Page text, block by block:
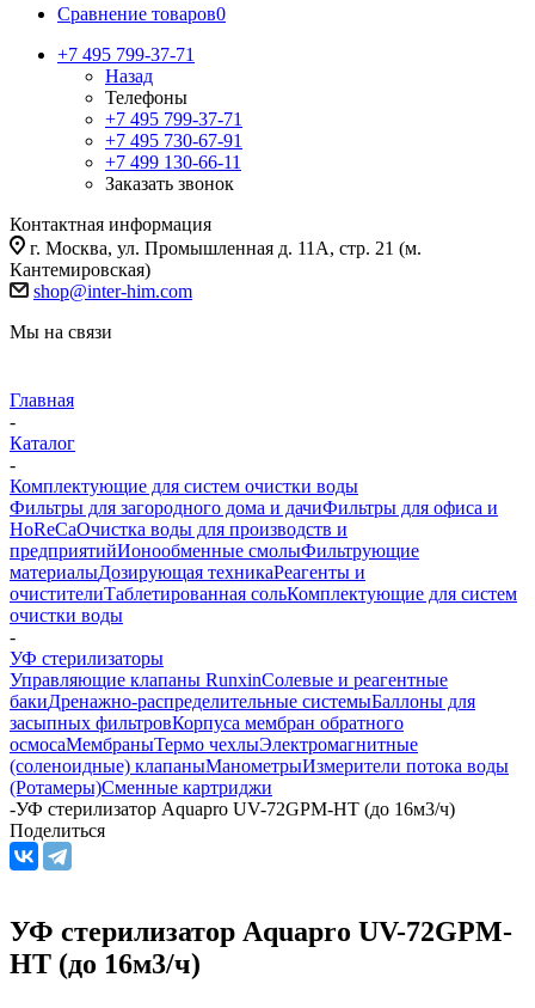
Сравнение товаров0
+7 495 799-37-71
Назад
Телефоны
+7 495 799-37-71
+7 495 730-67-91
+7 499 130-66-11
Заказать звонок
Контактная информация
г. Москва, ул. Промышленная д. 11А, стр. 21 (м.
Кантемировская)
shop@inter-him.com
Мы на связи
Главная
-
Каталог
-
Комплектующие для систем очистки воды
Фильтры для загородного дома и дачиФильтры для офиса и
HoReCaОчистка воды для производств и
предприятийИонообменные смолыФильтрующие
материалыДозирующая техникаРеагенты и
очистителиТаблетированная сольКомплектующие для систем
очистки воды
-
УФ стерилизаторы
Управляющие клапаны RunxinСолевые и реагентные
бакиДренажно-распределительные системыБаллоны для
засыпных фильтровКорпуса мембран обратного
осмосаМембраныТермо чехлыЭлектромагнитные
(соленоидные) клапаныМанометрыИзмерители потока воды
(Ротамеры)Сменные картриджи
-УФ стерилизатор Aquapro UV-72GPM-HT (до 16м3/ч)
Поделиться
УФ стерилизатор Aquapro UV-72GPM-
HT (до 16м3/ч)